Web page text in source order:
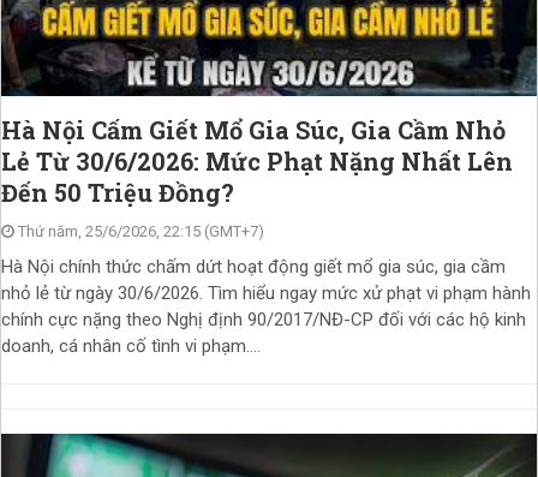
Hà Nội Cấm Giết Mổ Gia Súc, Gia Cầm Nhỏ
Lẻ Từ 30/6/2026: Mức Phạt Nặng Nhất Lên
Đến 50 Triệu Đồng?
Thứ năm, 25/6/2026, 22:15 (GMT+7)
Hà Nội chính thức chấm dứt hoạt động giết mổ gia súc, gia cầm
nhỏ lẻ từ ngày 30/6/2026. Tìm hiểu ngay mức xử phạt vi phạm hành
chính cực nặng theo Nghị định 90/2017/NĐ-CP đối với các hộ kinh
doanh, cá nhân cố tình vi phạm....